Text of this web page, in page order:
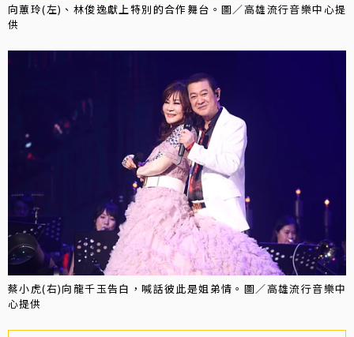
向蕙玲(左)、林俊逸獻上特別的合作舞台。圖／高雄流行音樂中心提
供
蔡小虎(右)向龍千玉告白，喊話彼此是姐弟情。圖／高雄流行音樂中
心提供